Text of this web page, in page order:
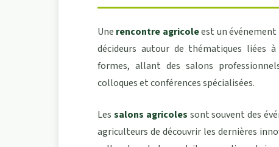
Une rencontre agricoleest un événement
décideurs autour de thématiques liées
formes, allant des salons
colloques et conférences spécialisées.
Les salons agricoles sont souvent des
agriculteurs de découvrir les dernières